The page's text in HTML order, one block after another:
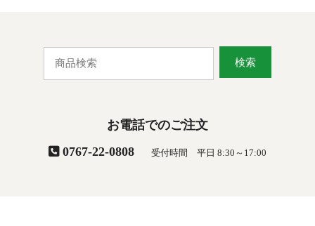
検索
お電話でのご注文
0767-22-0808
受付時間 平日 8:30～17:00